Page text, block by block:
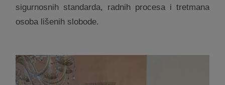
sigurnosnih standarda, radnih procesa i tretmana
osoba lišenih slobode.